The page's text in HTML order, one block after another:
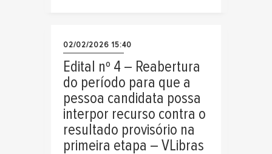
02/02/2026 15:40
Edital nº 4 – Reabertura
do período para que a
pessoa candidata possa
interpor recurso contra o
resultado provisório na
primeira etapa – VLibras